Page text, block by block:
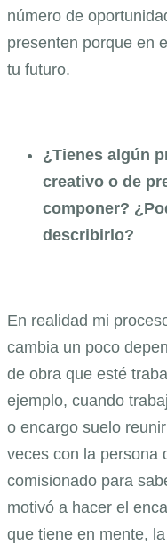
número de
presenten porque en
tu futuro.
¿Tienes algún
creativo o de
componer?
describirlo?
En realidad mi
cambia un poco
de obra que esté
ejemplo, cuando
o encargo suelo
veces con la persona
comisionado para
motivó a hacer el
que tiene en mente,